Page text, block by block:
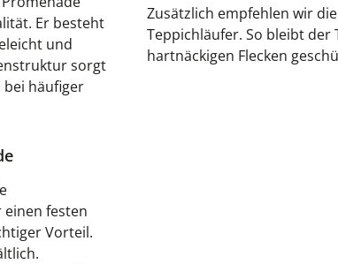
Er besteht
und
sorgt
bei häufiger
festen
Vorteil.
Zusätzlich empfehlen wir
Teppichläufer. So bleibt
hartnäckigen Flecken